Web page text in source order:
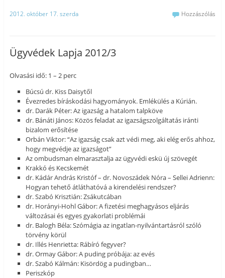
2012. október 17. szerda Hozzászólás
Ügyvédek Lapja 2012/3
Olvasási idő: 1 – 2 perc
Búcsú dr. Kiss Daisytől
Évezredes bíráskodási hagyományok. Emlékülés a Kúrián.
dr. Darák Péter: Az igazság a hatalom talpköve
dr. Bánáti János: Közös feladat az igazságszolgáltatás iránti
bizalom erősítése
Orbán Viktor: “Az igazság csak azt védi meg, aki elég erős ahhoz,
hogy megvédje az igazságot”
Az ombudsman elmarasztalja az ügyvédi eskü új szövegét
Krakkó és Kecskemét
dr. Kádár András Kristóf – dr. Novoszádek Nóra – Sellei Adrienn:
Hogyan tehető átláthatóvá a kirendelési rendszer?
dr. Szabó Krisztián: Zsákutcában
dr. Horányi-Hohl Gábor: A fizetési meghagyásos eljárás
változásai és egyes gyakorlati problémái
dr. Balogh Béla: Szómágia az ingatlan-nyilvántartásról szóló
törvény körül
dr. Illés Henrietta: Rábíró fegyver?
dr. Ormay Gábor: A puding próbája: az evés
dr. Szabó Kálmán: Kisördög a pudingban…
Periszkóp